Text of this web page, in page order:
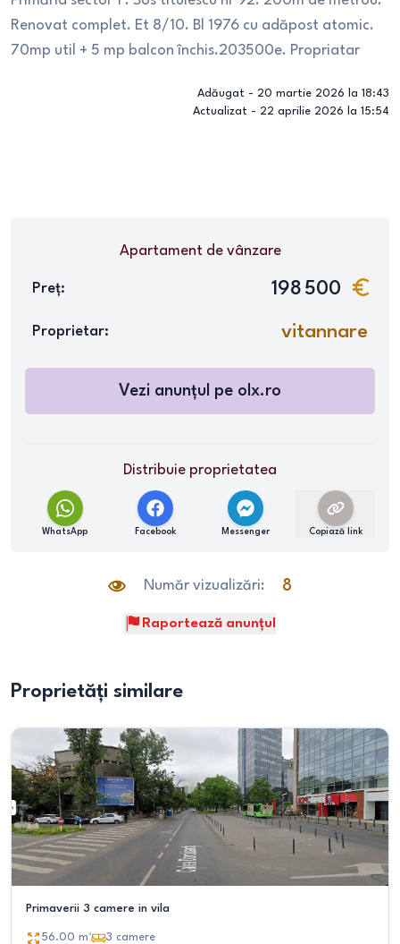
Renovat complet. Et 8/10. Bl 1976 cu adăpost atomic.
70mp util + 5 mp balcon închis.203500e. Propriatar
Adăugat - 20 martie 2026 la 18:43
Actualizat - 22 aprilie 2026 la 15:54
Apartamentde vânzare
Preț: 198 500
Proprietar: vitannare
Vezi anunțul pe olx.ro
Distribuie proprietatea
WhatsApp Facebook Messenger Copiază link
Număr vizualizări: 8
Raportează anunțul
Proprietăți similare
Primaverii 3 camere in vila
56.00 m² 3 camere